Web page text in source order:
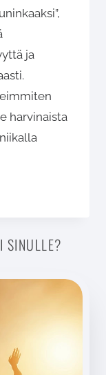
ja
harvinaista
SINULLE?